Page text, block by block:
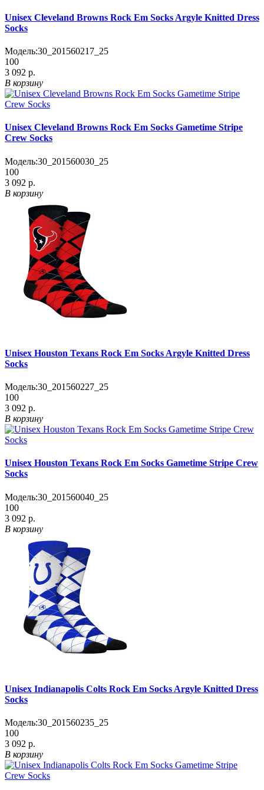
Unisex Cleveland Browns Rock Em Socks Argyle Knitted Dress
Socks
Модель:30_201560217_25
100
3 092 р.
В корзину
Unisex Cleveland Browns Rock Em Socks Gametime Stripe
Crew Socks
Модель:30_201560030_25
100
3 092 р.
В корзину
Unisex Houston Texans Rock Em Socks Argyle Knitted Dress
Socks
Модель:30_201560227_25
100
3 092 р.
В корзину
Unisex Houston Texans Rock Em Socks Gametime Stripe Crew
Socks
Модель:30_201560040_25
100
3 092 р.
В корзину
Unisex Indianapolis Colts Rock Em Socks Argyle Knitted Dress
Socks
Модель:30_201560235_25
100
3 092 р.
В корзину